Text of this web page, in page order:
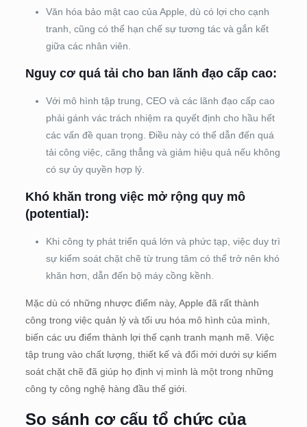
Văn hóa bảo mật cao của Apple, dù có lợi cho cạnh
tranh, cũng có thể hạn chế sự tương tác và gắn kết
giữa các nhân viên.
Nguy cơ quá tải cho ban lãnh đạo cấp cao:
Với mô hình tập trung, CEO và các lãnh đạo cấp cao
phải gánh vác trách nhiệm ra quyết định cho hầu hết
các vấn đề quan trọng. Điều này có thể dẫn đến quá
tải công việc, căng thẳng và giảm hiệu quả nếu không
có sự ủy quyền hợp lý.
Khó khăn trong việc mở rộng quy mô
(potential):
Khi công ty phát triển quá lớn và phức tạp, việc duy trì
sự kiểm soát chặt chẽ từ trung tâm có thể trở nên khó
khăn hơn, dẫn đến bộ máy cồng kềnh.
Mặc dù có những nhược điểm này, Apple đã rất thành
công trong việc quản lý và tối ưu hóa mô hình của mình,
biến các ưu điểm thành lợi thế cạnh tranh mạnh mẽ. Việc
tập trung vào chất lượng, thiết kế và đổi mới dưới sự kiểm
soát chặt chẽ đã giúp họ định vị mình là một trong những
công ty công nghệ hàng đầu thế giới.
So sánh cơ cấu tổ chức của